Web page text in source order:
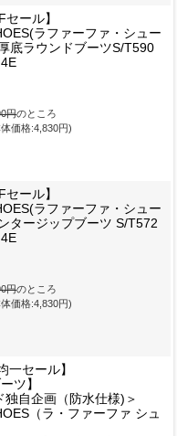
セール】
ラファーファ・シュー
底ラウンドブーツS/T590
円のところ
価格:4,830円)
セール】
ラファーファ・シュー
タージップブーツ S/T572
円のところ
価格:4,830円)
一セール】
ツ】
独自企画（防水仕様)＞
（ラ・ファーファ シュ